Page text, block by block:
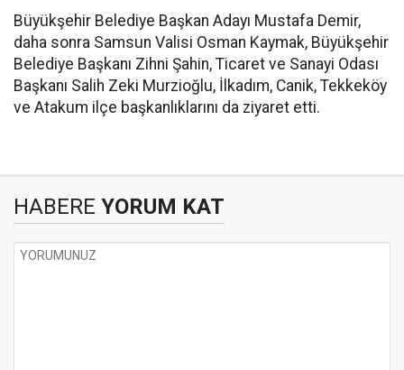
Büyükşehir Belediye Başkan Adayı Mustafa Demir,
daha sonra Samsun Valisi Osman Kaymak, Büyükşehir
Belediye Başkanı Zihni Şahin, Ticaret ve Sanayi Odası
Başkanı Salih Zeki Murzioğlu, İlkadım, Canik, Tekkeköy
ve Atakum ilçe başkanlıklarını da ziyaret etti.
HABERE YORUM KAT